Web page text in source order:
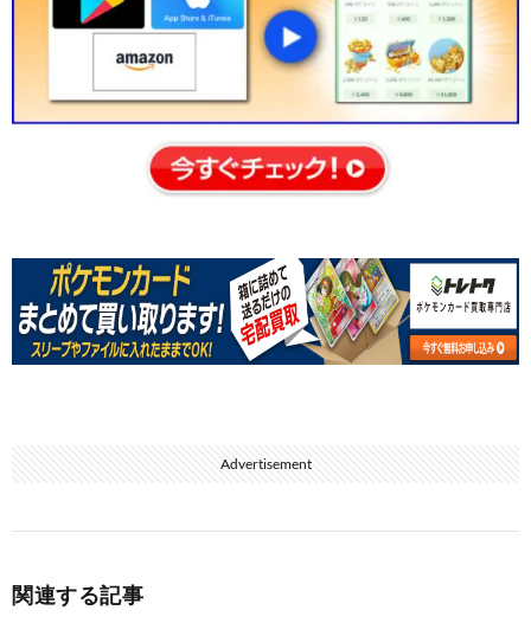
Advertisement
関連する記事